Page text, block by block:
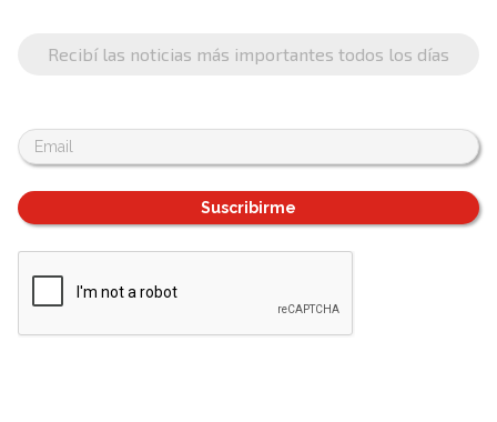
Recibí las noticias más importantes todos los días
Suscribirme